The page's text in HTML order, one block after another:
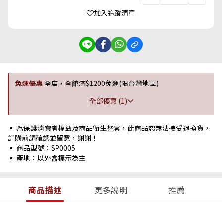
加入追蹤清單
免運優惠全店，全館滿$1200免運(限台灣地區)
全部優惠 (1)
▪ 為保護消費者權益及商品衛生整潔，此商品恕無法接受退換貨，
訂購前請確認並留意，謝謝！
▪ 商品型號：SP0005
▪ 產地：以外盒標示為主
商品描述 更多說明 推薦